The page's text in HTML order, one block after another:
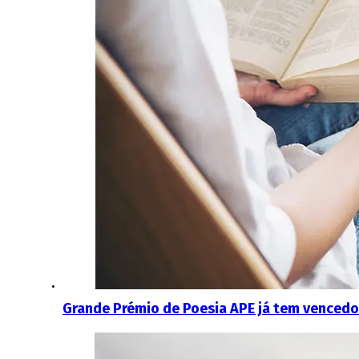
Grande Prémio de Poesia APE já tem